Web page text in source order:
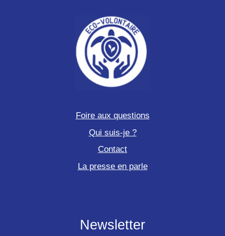
Foire aux questions
Qui suis-je ?
Contact
La presse en parle
Newsletter